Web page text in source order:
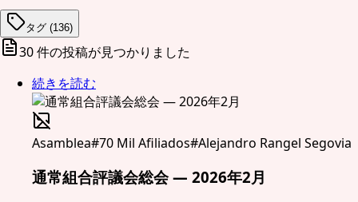
タグ (136)
30件の投稿が見つかりました
続きを読む
Asamblea#70 Mil Afiliados#Alejandro Rangel Segovia
通常組合評議会総会 — 2026年2月